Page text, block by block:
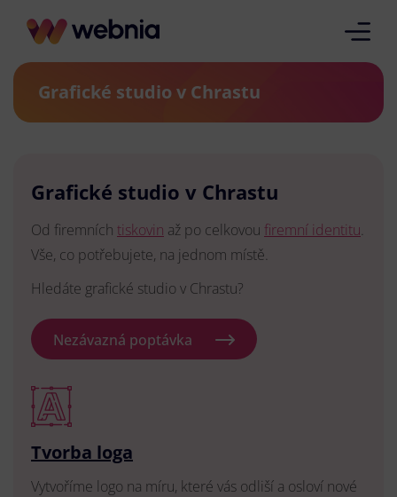
Grafické studio v Chrastu
Grafické studio v Chrastu
Od firemních tiskovin až po celkovou firemní identitu.
Vše, co potřebujete, na jednom místě.
Hledáte grafické studio v Chrastu?
Nezávazná poptávka
Tvorba loga
Vytvoříme logo na míru, které vás odliší a osloví nové